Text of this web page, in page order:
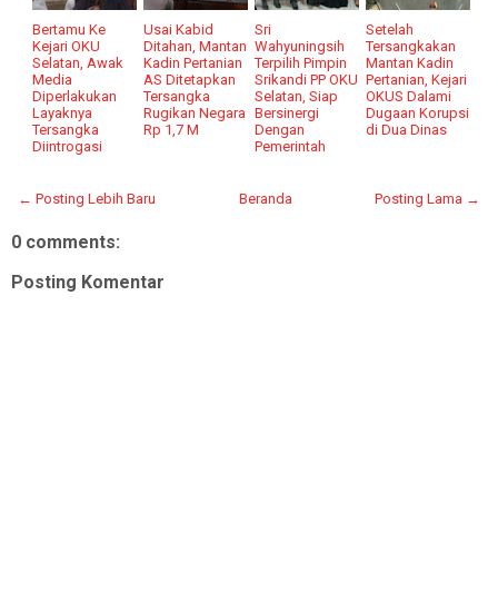
Bertamu Ke
Kejari OKU
Selatan, Awak
Media
Diperlakukan
Layaknya
Tersangka
Diintrogasi
Usai Kabid
Ditahan, Mantan
Kadin Pertanian
AS Ditetapkan
Tersangka
Rugikan Negara
Rp 1,7 M
Sri
Wahyuningsih
Terpilih Pimpin
Srikandi PP OKU
Selatan, Siap
Bersinergi
Dengan
Pemerintah
Setelah
Tersangkakan
Mantan Kadin
Pertanian, Kejari
OKUS Dalami
Dugaan Korupsi
di Dua Dinas
← Posting Lebih Baru Posting Lama →
Beranda
0 comments:
Posting Komentar